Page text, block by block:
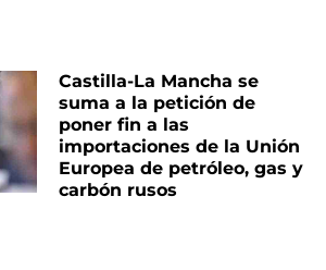
Castilla-La Mancha se
suma a la petición de
poner fin a las
importaciones de la Unión
Europea de petróleo, gas y
carbón rusos